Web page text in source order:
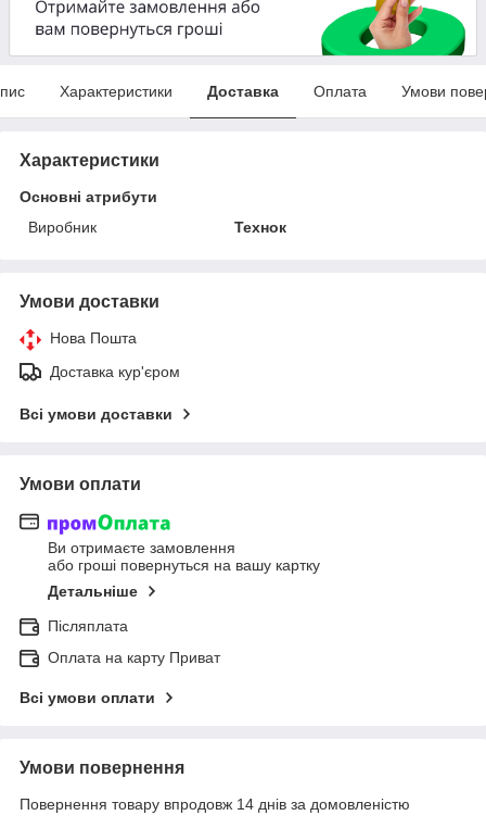
Характеристики Доставка Оплата Умови
Характеристики
Основні атрибути
Виробник
Технок
Умови доставки
Нова Пошта
Доставка кур'єром
Всі умови доставки
Умови оплати
Ви отримаєте замовлення
або гроші повернуться на вашу картку
Детальніше
Післяплата
Оплата на карту Приват
Всі умови оплати
Умови повернення
Повернення товару впродовж 14 днів за домовленістю